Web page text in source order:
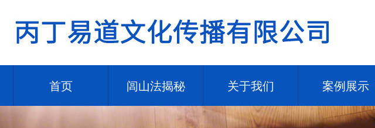
首页 闾山法揭秘 关于我们 案例展示